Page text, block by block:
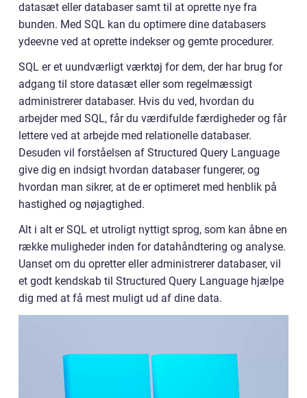
datasæt eller databaser samt til at oprette nye fra
bunden. Med SQL kan du optimere dine databasers
ydeevne ved at oprette indekser og gemte procedurer.
SQL er et uundværligt værktøj for dem, der har brug for
adgang til store datasæt eller som regelmæssigt
administrerer databaser. Hvis du ved, hvordan du
arbejder med SQL, får du værdifulde færdigheder og får
lettere ved at arbejde med relationelle databaser.
Desuden vil forståelsen af Structured Query Language
give dig en indsigt hvordan databaser fungerer, og
hvordan man sikrer, at de er optimeret med henblik på
hastighed og nøjagtighed.
Alt i alt er SQL et utroligt nyttigt sprog, som kan åbne en
række muligheder inden for datahåndtering og analyse.
Uanset om du opretter eller administrerer databaser, vil
et godt kendskab til Structured Query Language hjælpe
dig med at få mest muligt ud af dine data.